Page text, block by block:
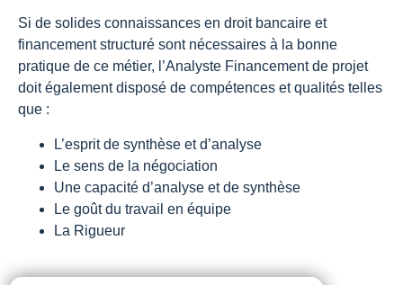
Si de solides connaissances en droit bancaire et
financement structuré sont nécessaires à la bonne
pratique de ce métier, l’Analyste Financement de projet
doit également disposé de compétences et qualités telles
que :
L’esprit de synthèse et d’analyse
Le sens de la négociation
Une capacité d’analyse et de synthèse
Le goût du travail en équipe
La Rigueur